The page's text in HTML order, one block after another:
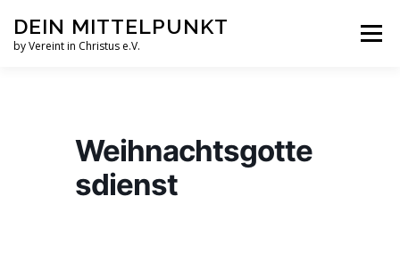
Inhalt
springen
DEIN MITTELPUNKT
by Vereint in Christus e.V.
Menü
Weihnachtsgotte
sdienst